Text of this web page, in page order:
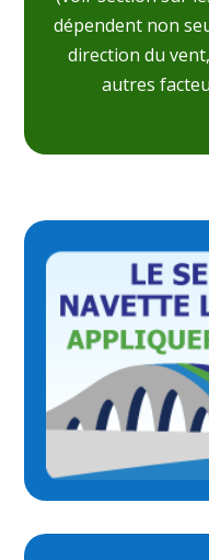
dépendent non
direction du
autres